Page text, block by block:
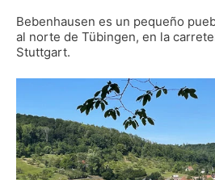
Bebenhausen es un pequeño
al norte de Tübingen, en la
Stuttgart.